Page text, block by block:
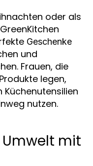
oder als
Geschenke
und
Frauen, die
legen,
nutzen.
Umwelt mit